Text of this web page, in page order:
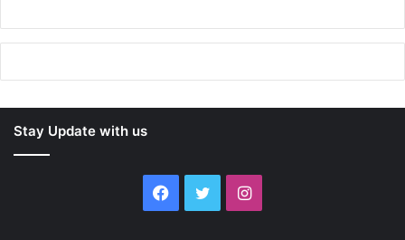
Stay Update with us
Facebook
TwitterInstagram